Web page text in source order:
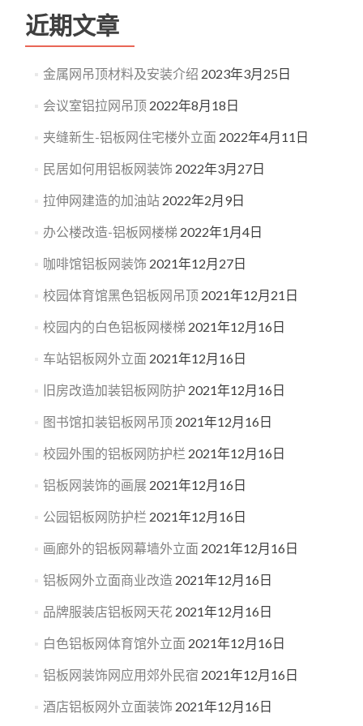
近期文章
金属网吊顶材料及安装介绍 2023年3月25日
会议室铝拉网吊顶 2022年8月18日
夹缝新生-铝板网住宅楼外立面 2022年4月11日
民居如何用铝板网装饰 2022年3月27日
拉伸网建造的加油站 2022年2月9日
办公楼改造-铝板网楼梯 2022年1月4日
咖啡馆铝板网装饰 2021年12月27日
校园体育馆黑色铝板网吊顶 2021年12月21日
校园内的白色铝板网楼梯 2021年12月16日
车站铝板网外立面 2021年12月16日
旧房改造加装铝板网防护 2021年12月16日
图书馆扣装铝板网吊顶 2021年12月16日
校园外围的铝板网防护栏 2021年12月16日
铝板网装饰的画展 2021年12月16日
公园铝板网防护栏 2021年12月16日
画廊外的铝板网幕墙外立面 2021年12月16日
铝板网外立面商业改造 2021年12月16日
品牌服装店铝板网天花 2021年12月16日
白色铝板网体育馆外立面 2021年12月16日
铝板网装饰网应用郊外民宿 2021年12月16日
酒店铝板网外立面装饰 2021年12月16日